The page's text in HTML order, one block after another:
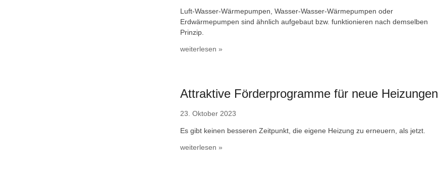
Luft-Wasser-Wärmepumpen, Wasser-Wasser-Wärmepumpen oder
Erdwärmepumpen sind ähnlich aufgebaut bzw. funktionieren nach demselben
Prinzip.
weiterlesen »
Attraktive Förderprogramme für neue Heizungen
23. Oktober 2023
Es gibt keinen besseren Zeitpunkt, die eigene Heizung zu erneuern, als jetzt.
weiterlesen »